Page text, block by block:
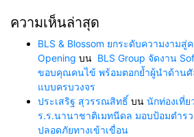
ความเห็นล่าสุด
BLS & Blossom ยกระดับความงาม
Opening บน BLS Group จัดงาน
ขอบคุณคนไข้ พร้อมตอกย้ำผู้นำด้านศั
แบบครบวงจร
ประเสริฐ สุวรรณสิทธิ์ บน นักท่องเที่
ร.ร.นานาชาติเมทนีดล มอบป้อมตำร
ปลอดภัยทางเข้าเขื่อน